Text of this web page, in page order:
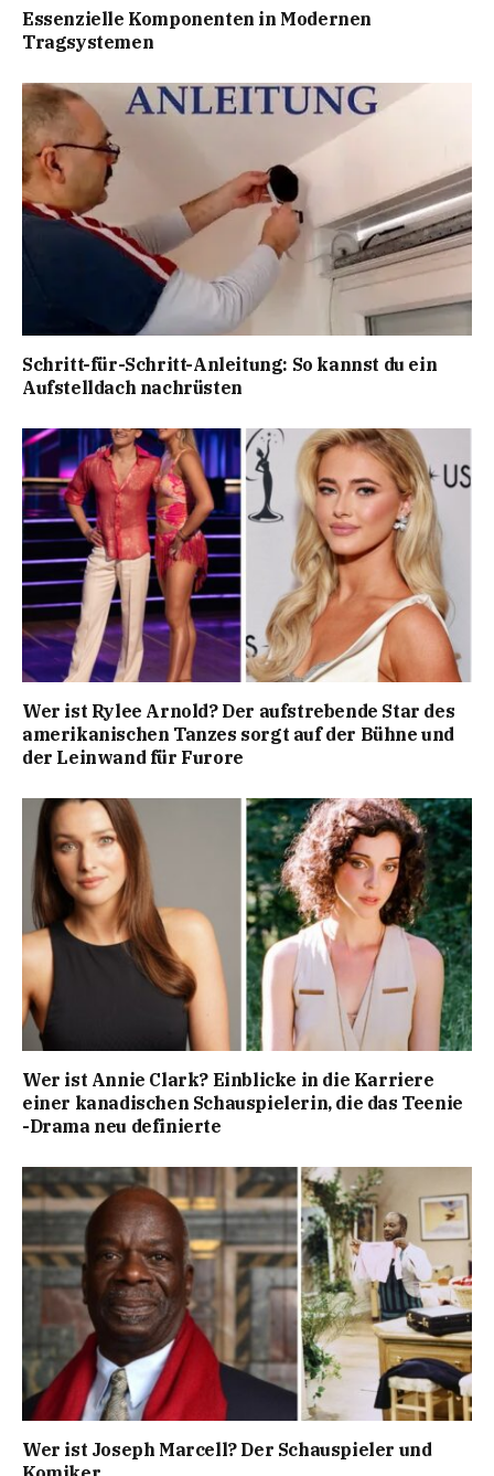
Essenzielle Komponenten in Modernen
Tragsystemen
Schritt-für-Schritt-Anleitung: So kannst du ein
Aufstelldach nachrüsten
Wer ist Rylee Arnold? Der aufstrebende Star des
amerikanischen Tanzes sorgt auf der Bühne und
der Leinwand für Furore
Wer ist Annie Clark? Einblicke in die Karriere
einer kanadischen Schauspielerin, die das Teenie
-Drama neu definierte
Wer ist Joseph Marcell? Der Schauspieler und